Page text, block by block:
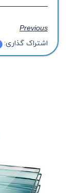
Previous
اشتراک گذاری: